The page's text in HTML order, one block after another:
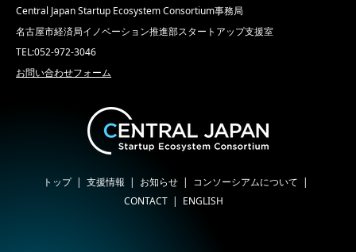
Central Japan Startup Ecosystem Consortium事務局
名古屋市経済局イノベーション推進部スタートアップ支援室
TEL:052-972-3046
お問い合わせフォーム
トップ 支援情報 お知らせ
コンソーシアムについて
CONTACT
ENGLISH